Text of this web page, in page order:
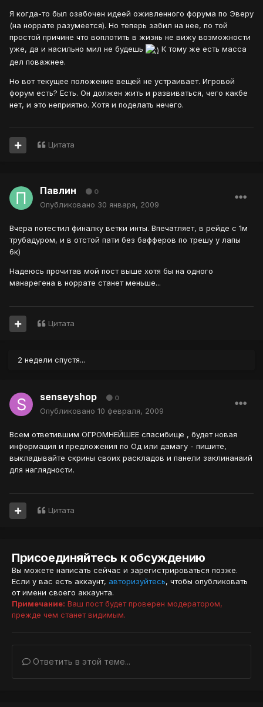
Я когда-то был озабочен идеей оживленного форума по Эверу
(на норрате разумеется). Но теперь забил на нее, по той
простой причине что воплотить в жизнь не вижу возможности
уже, да и насильно мил не будешь
К тому же есть масса
дел поважнее.
Но вот текущее положение вещей не устраивает. Игровой
форум есть? Есть. Он должен жить и развиваться, чего какбе
нет, и это неприятно. Хотя и поделать нечего.
Цитата
Павлин 0
Опубликовано 30 января, 2009
Вчера потестил финалку ветки инты. Впечатляет, в рейде с 1м
трубадуром, и в отстой пати без бафферов по трешу у лапы
6к)
Надеюсь прочитав мой пост выше хотя бы на одного
манарегена в норрате станет меньше...
Цитата
2 недели спустя...
senseyshop 0
Опубликовано 10 февраля, 2009
Всем ответившим ОГРОМНЕЙШЕЕ спасибище , будет новая
информация и предложения по Од или дамагу - пишите,
выкладывайте скрины своих раскладов и панели заклинанаий
для наглядности.
Цитата
Присоединяйтесь к обсуждению
Вы можете написать сейчас и зарегистрироваться позже.
Если у вас есть аккаунт, авторизуйтесь, чтобы опубликовать
от имени своего аккаунта.
Примечание: Ваш пост будет проверен модератором,
прежде чем станет видимым.
Ответить в этой теме...